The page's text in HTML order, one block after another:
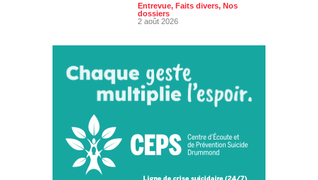
Entrevue, Faits divers, Nos
dossiers
2 août 2026